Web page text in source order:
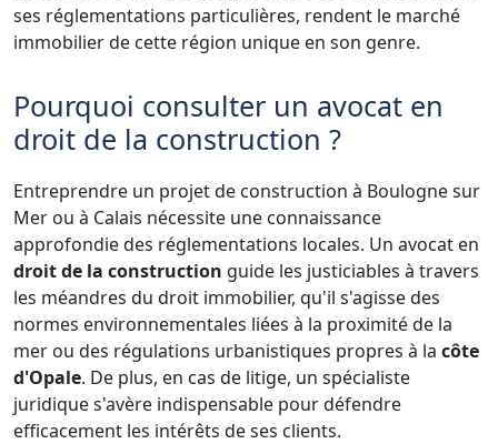
ses réglementations particulières, rendent le marché
immobilier de cette région unique en son genre.
Pourquoi consulter un avocat en
droit de la construction ?
Entreprendre un projet de construction à Boulogne sur
Mer ou à Calais nécessite une connaissance
approfondie des réglementations locales. Un avocat en
droit de la construction guide les justiciables à travers
les méandres du droit immobilier, qu'il s'agisse des
normes environnementales liées à la proximité de la
mer ou des régulations urbanistiques propres à la côte
d'Opale. De plus, en cas de litige, un spécialiste
juridique s'avère indispensable pour défendre
efficacement les intérêts de ses clients.